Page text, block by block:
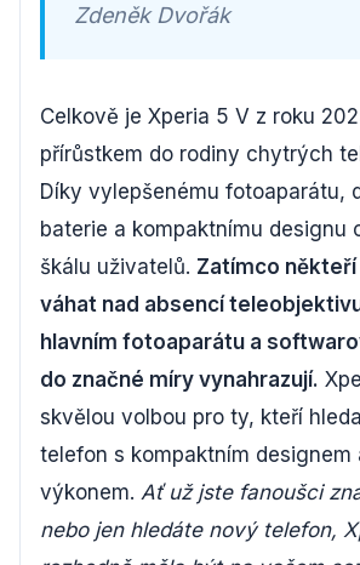
Zdeněk Dvořák
Celkově je Xperia 5 V z roku
přírůstkem do rodiny chytrých
Díky vylepšenému fotoaparátu,
baterie a kompaktnímu designu
škálu uživatelů. Zatímco
váhat nad absencí
hlavním fotoaparátu a
do značné míry vynahrazují.
skvělou volbou pro ty, kteří
telefon s kompaktním designem
výkonem. Ať už jste fanoušci
nebo jen hledáte nový telefon,